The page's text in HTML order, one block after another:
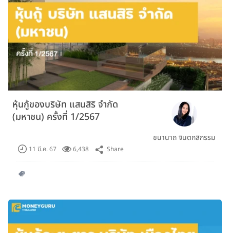
หุ้นกู้ของบริษัท แสนสิริ จำกัด
(มหาชน) ครั้งที่ 1/2567
ชนานาถ จินตกสิกรรม
11 มี.ค. 67 6,438 Share